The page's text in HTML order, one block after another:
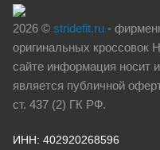
2026 © stridefit.ru -
оригинальных кроссовок
сайте информация носит
является публичной
ст. 437 (2) ГК РФ.
ИНН: 402920268596